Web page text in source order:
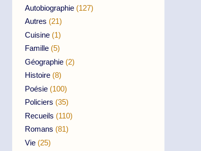
Autobiographie (127)
Autres (21)
Cuisine (1)
Famille (5)
Géographie (2)
Histoire (8)
Poésie (100)
Policiers (35)
Recueils (110)
Romans (81)
Vie (25)